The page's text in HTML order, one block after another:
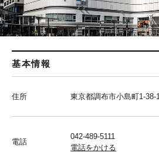
基本情報
住所 東京都調布市小島町1-38-1
電話
042-489-5111
電話をかける